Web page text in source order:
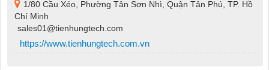
1/80 Cầu Xéo, Phường Tân Sơn Nhì, Quận Tân Phú, TP. Hồ
Chí Minh
sales01@tienhungtech.com
https://www.tienhungtech.com.vn